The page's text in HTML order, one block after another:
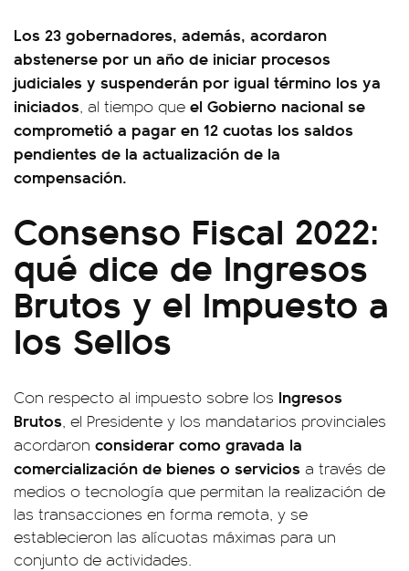
Los 23 gobernadores, además, acordaron
abstenerse por un año de iniciar procesos
judiciales y suspenderán por igual término los ya
iniciados, al tiempo que el Gobierno nacional se
comprometió a pagar en 12 cuotas los saldos
pendientes de la actualización de la
compensación.
Consenso Fiscal 2022:
qué dice de Ingresos
Brutos y el Impuesto a
los Sellos
Con respecto al impuesto sobre los Ingresos
Brutos, el Presidente y los mandatarios provinciales
acordaron considerar como gravada la
comercialización de bienes o servicios a través de
medios o tecnología que permitan la realización de
las transacciones en forma remota, y se
establecieron las alícuotas máximas para un
conjunto de actividades.